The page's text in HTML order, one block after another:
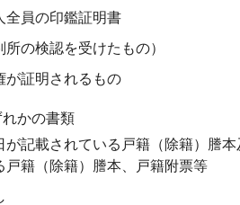
全員の印鑑証明書
の検認を受けたもの）
が証明されるもの
れかの書類
が記載されている戸籍（除籍）謄
籍（除籍）謄本、戸籍附票等